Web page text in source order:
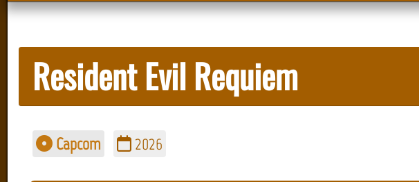
Resident Evil Requiem
Capcom 2026